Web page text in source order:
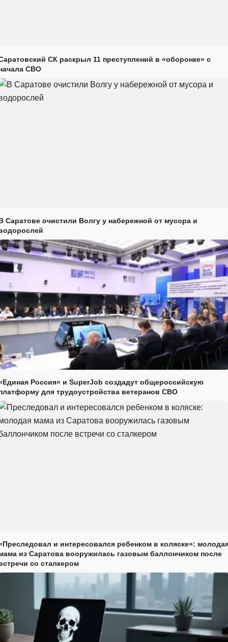
СК раскрыл 11 преступлений в «оборонке» с
СВО
Саратове очистили Волгу у набережной от мусора и
Россия» и SuperJob создадут общероссийскую
для трудоустройства ветеранов СВО
и интересовался ребенком в коляске»:
из Саратова вооружилась газовым баллончиком после
со сталкером